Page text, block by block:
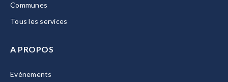
Communes
Tous les services
A PROPOS
Evénements